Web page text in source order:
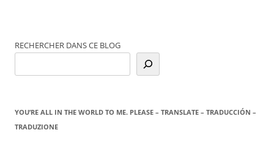
RECHERCHER DANS CE BLOG
YOU’RE ALL IN THE WORLD TO ME. PLEASE – TRANSLATE – TRADUCCIÓN –
TRADUZIONE